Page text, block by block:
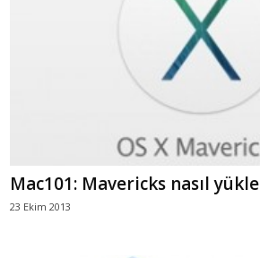
Mac101: Mavericks nasıl
23 Ekim 2013